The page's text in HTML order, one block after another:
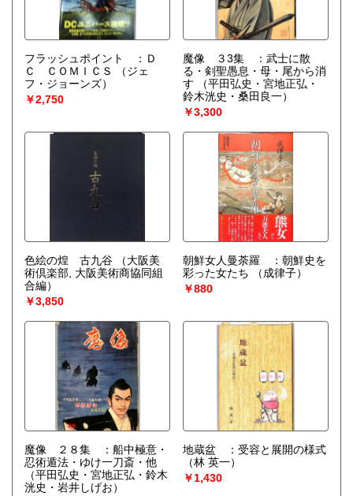
文学書・美術書・趣味関係書・大阪関係書・地方史・東洋、
西洋歴史関係・
社会科学・心理学・易学・武道・
宗教関係書・朝鮮関係本・資料。旧植民地関係資料など 各
種資料を求めております。
取り扱い分野
フラッシュポイント ：Ｄ
Ｃ ＣＯＭＩＣＳ
（ジェ
フ・ジョーンズ）
￥2,750
魔像 ３3集 ：武士に散
る・剣聖愚息・母・尾から消
す
（平田弘史・宮地正弘・
鈴木洸史・桑田良一）
￥3,300
色絵の煌 古九谷
（大阪美
術倶楽部, 大阪美術商協同組
合編）
￥3,850
朝鮮女人曼荼羅 ：朝鮮史を
彩った女たち
（成律子）
￥880
魔像 ２８集 ：船中極意・
忍術遁法・ゆけ一刀斎・他
（平田弘史・宮地正弘・鈴木
洸史・岩井しげお）
地蔵盆 ：受容と展開の様式
（林 英一）
￥1,430